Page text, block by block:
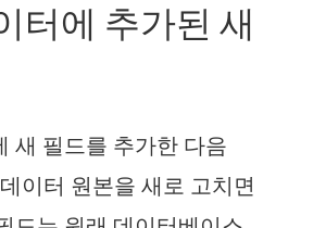
터에 추가된 새
새 필드를 추가한 다음
이터 원본을 새로 고치면